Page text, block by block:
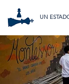
UN